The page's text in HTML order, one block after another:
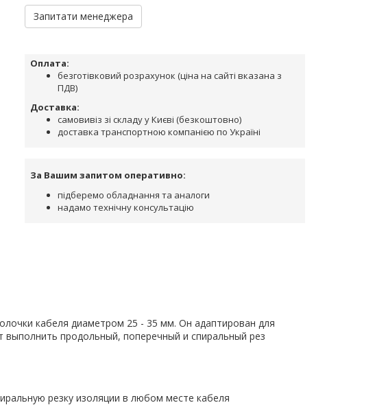
Запитати менеджера
Оплата:
безготівковий розрахунок (ціна на сайті вказана з
ПДВ)
Доставка:
самовивіз зі складу у Києві (безкоштовно)
доставка транспортною компанією по Україні
За Вашим запитом оперативно:
підберемо обладнання та аналоги
надамо технічну консультацію
кабеля диаметром 25 - 35 мм. Он адаптирован для
продольный, поперечный и спиральный рез
резку изоляции в любом месте кабеля